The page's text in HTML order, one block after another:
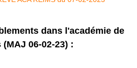
dans l'académie de
(MAJ 06-02-23) :